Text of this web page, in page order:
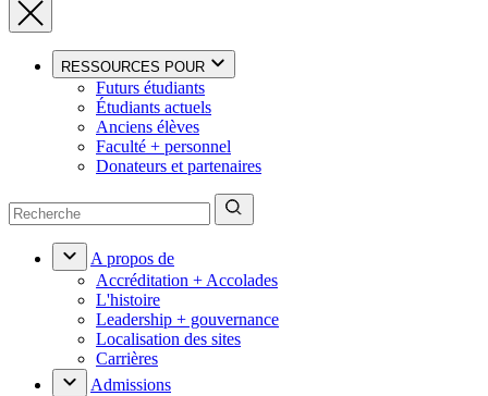
RESSOURCES POUR
Futurs étudiants
Étudiants actuels
Anciens élèves
Faculté + personnel
Donateurs et partenaires
A propos de
Accréditation + Accolades
L'histoire
Leadership + gouvernance
Localisation des sites
Carrières
Admissions